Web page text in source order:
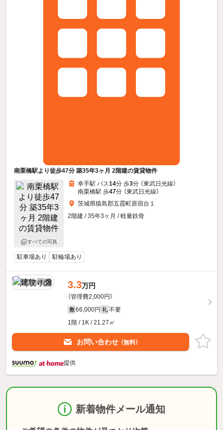
南栗橋駅より徒歩47分 築35年3ヶ月 2階建の賃貸物件
すべての写真
幸手駅 バス14分 歩3分 （東武日光線）
南栗橋駅 歩47分 （東武日光線）
茨城県猿島郡五霞町原宿台１
2階建 / 35年3ヶ月 / 軽量鉄骨
駐車場あり 駐輪場あり
3.3万円
（管理費2,000円）
敷 66,000円 礼 不要
1階 / 1K / 21.27㎡
お問い合わせ （無料）
提供
新着物件メール通知